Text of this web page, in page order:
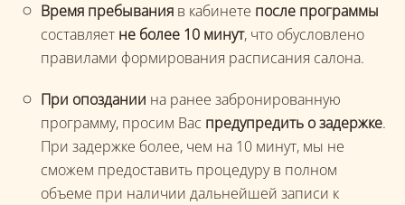
Время пребывания в кабинете после программы
составляет не более 10 минут, что обусловлено
правилами формирования расписания салона.
При опоздании на ранее забронированную
программу, просим Вас предупредить о задержке.
При задержке более, чем на 10 минут, мы не
сможем предоставить процедуру в полном
объеме при наличии дальнейшей записи к